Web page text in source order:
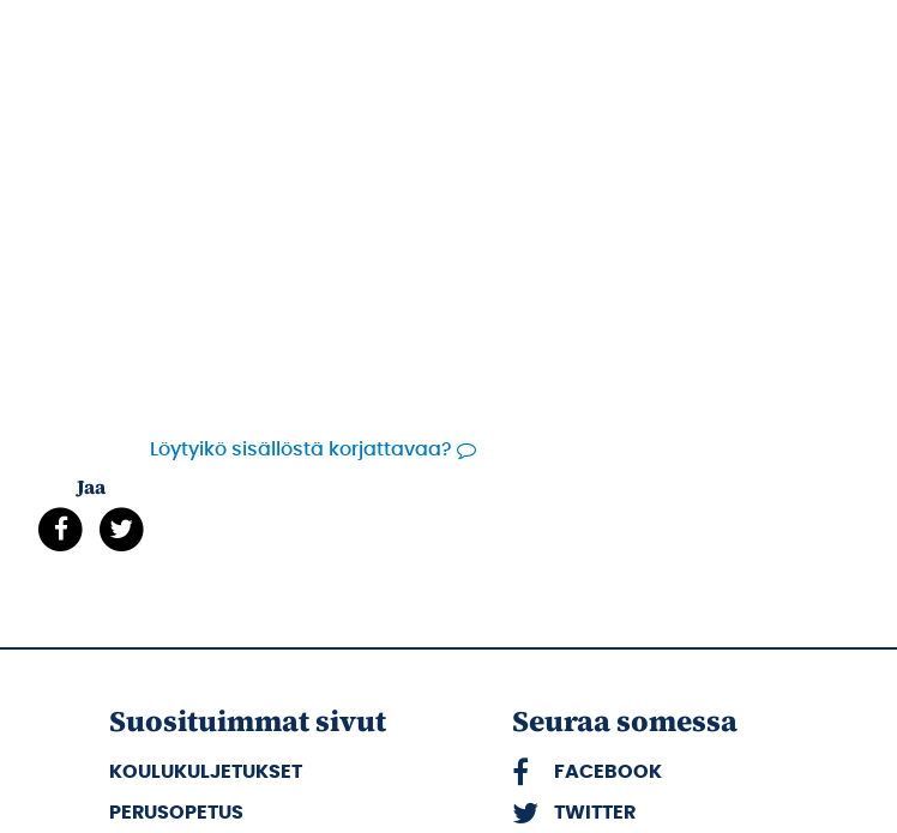
Löytyikö sisällöstä korjattavaa?
Jaa
Suosituimmat sivut
KOULUKULJETUKSET
PERUSOPETUS
Seuraa somessa
FACEBOOK
TWITTER